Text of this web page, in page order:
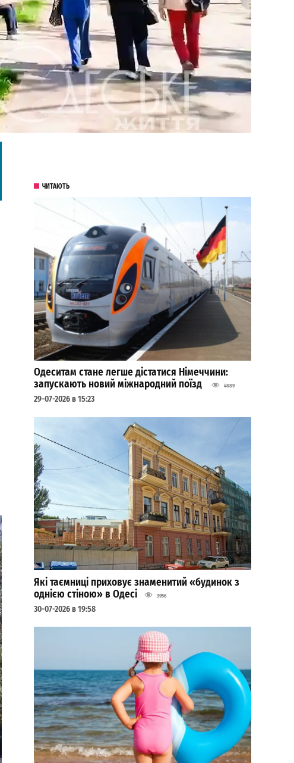
ЧИТАЮТЬ
Одеситам стане легше дістатися Німеччини:
запускають новий міжнародний поїзд
4889
29-07-2026 в 15:23
Які таємниці приховує знаменитий «будинок з
однією стіною» в Одесі
3956
30-07-2026 в 19:58